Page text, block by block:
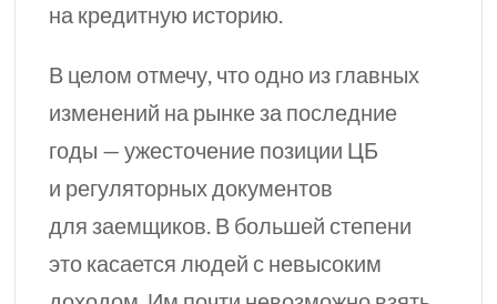
на кредитную историю.
В целом отмечу, что одно из главных
изменений на рынке за последние
годы — ужесточение позиции ЦБ
и регуляторных документов
для заемщиков. В большей степени
это касается людей с невысоким